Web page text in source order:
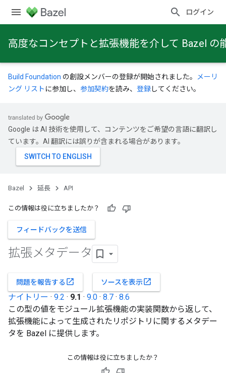
ログイン
高度なコンセプトと拡張機能を介して Bazel
Build Foundation の創設メンバーの登録が開始されました。
メーリ
ング リスト に参加し、 参加契約を読み、 登録してください。
Google は AI 技術を使用して、コンテンツをご希望の言語に翻訳し
ています。AI 翻訳には誤りが含まれる場合があります。
Bazel 延長 API
この情報は役に立ちましたか？
フィードバックを送信
拡張メタデータ
問題を報告する open_in_new ソースを表示open_in_new
ナイトリー · 9.2 · 9.1 · 9.0 · 8.7 · 8.6
この型の値をモジュール拡張機能の実装関数から返して、
拡張機能によって生成されたリポジトリに関するメタデー
タを Bazel に提供します。
この情報は役に立ちましたか？